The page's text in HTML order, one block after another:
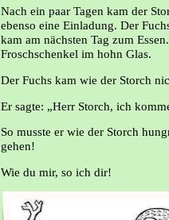
Nach ein paar Tagen kam der
ebenso eine Einladung. Der
kam am nächsten Tag zum
Froschschenkel im hohn Glas.
Der Fuchs kam wie der Storch
Er sagte: „Herr Storch, ich
So musste er wie der Storch
gehen!
Wie du mir, so ich dir!